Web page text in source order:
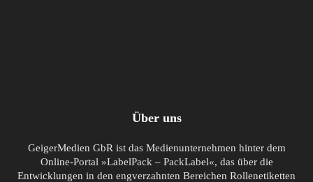
Über uns
GeigerMedien GbR ist das Medienunternehmen hinter dem
Online-Portal »LabelPack – PackLabel«, das über die
Entwicklungen in den engverzahnten Bereichen Rollenetiketten